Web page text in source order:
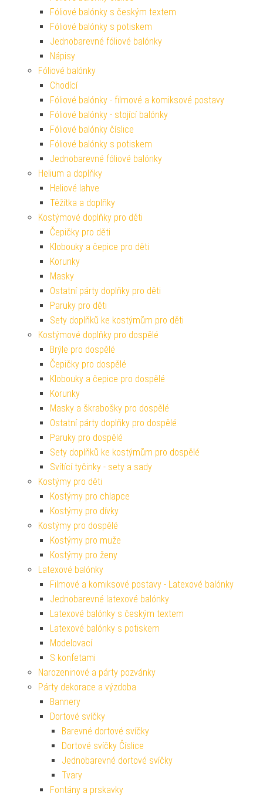
Fóliové balónky s českým textem
Fóliové balónky s potiskem
Jednobarevné fóliové balónky
Nápisy
Fóliové balónky
Chodící
Fóliové balónky - filmové a komiksové postavy
Fóliové balónky - stojící balónky
Fóliové balónky číslice
Fóliové balónky s potiskem
Jednobarevné fóliové balónky
Helium a doplňky
Heliové lahve
Těžítka a doplňky
Kostýmové doplňky pro děti
Čepičky pro děti
Klobouky a čepice pro děti
Korunky
Masky
Ostatní párty doplňky pro děti
Paruky pro děti
Sety doplňků ke kostýmům pro děti
Kostýmové doplňky pro dospělé
Brýle pro dospělé
Čepičky pro dospělé
Klobouky a čepice pro dospělé
Korunky
Masky a škrabošky pro dospělé
Ostatní párty doplňky pro dospělé
Paruky pro dospělé
Sety doplňků ke kostýmům pro dospělé
Svítící tyčinky - sety a sady
Kostýmy pro děti
Kostýmy pro chlapce
Kostýmy pro dívky
Kostýmy pro dospělé
Kostýmy pro muže
Kostýmy pro ženy
Latexové balónky
Filmové a komiksové postavy - Latexové balónky
Jednobarevné latexové balónky
Latexové balónky s českým textem
Latexové balónky s potiskem
Modelovací
S konfetami
Narozeninové a párty pozvánky
Párty dekorace a výzdoba
Bannery
Dortové svíčky
Barevné dortové svíčky
Dortové svíčky Číslice
Jednobarevné dortové svíčky
Tvary
Fontány a prskavky